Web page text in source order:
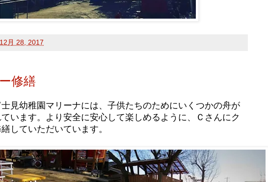
月 28, 2017
修繕
見幼稚園マリーナには、子供たちのためにいくつかの舟が
ています。より安全に安心して楽しめるように、Ｃさんにク
していただいています。